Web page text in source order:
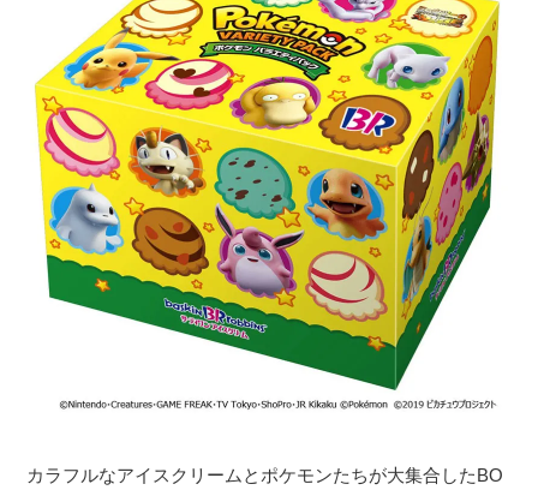
カラフルなアイスクリームとポケモンたちが大集合したBO